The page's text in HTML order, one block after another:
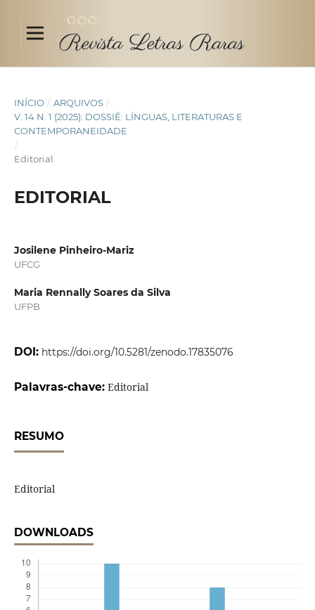
INÍCIO / ARQUIVOS /
V. 14 N. 1 (2025): DOSSIÊ: LÍNGUAS, LITERATURAS E
CONTEMPORANEIDADE
/
Editorial
EDITORIAL
Josilene Pinheiro-Mariz
UFCG
Maria Rennally Soares da Silva
UFPB
DOI: https://doi.org/10.5281/zenodo.17835076
Palavras-chave: Editorial
RESUMO
Editorial
DOWNLOADS